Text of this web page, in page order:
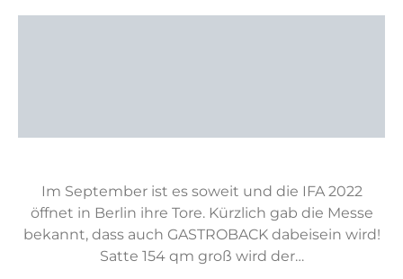
Im September ist es soweit und die IFA 2022
öffnet in Berlin ihre Tore. Kürzlich gab die Messe
bekannt, dass auch GASTROBACK dabeisein wird!
Satte 154 qm groß wird der…